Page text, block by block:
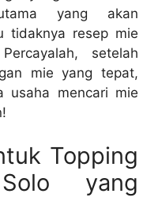
yang akan
tidaknya resep mie
setelah
mie yang tepat,
usaha mencari mie
Topping
yang